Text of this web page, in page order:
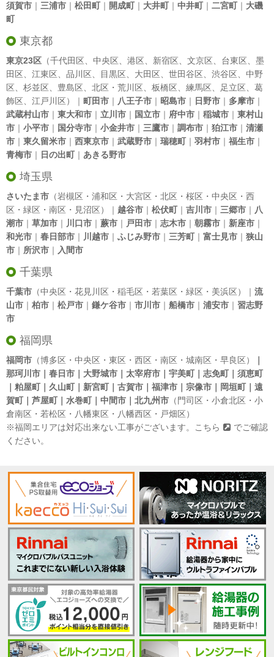
須賀市 ｜ 三浦市 ｜ 松田町｜ 開成町｜ 大井町｜ 中井町｜ 二宮町｜ 大磯
町
東京都
東京23区 （千代田区 中央区 港区 新宿区 文京区 台東区
墨
田区
江東区 品川区 目黒区 大田区 世田谷区 渋谷区
中野
区
杉並区 豊島区 北区 ・ 荒川区 板橋区 練馬区 足立区
葛
飾区
江戸川区）｜ 町田市 ｜ 八王子市 ｜ 昭島市 ｜ 日野市 ｜ 多摩市 ｜
武蔵村山市 ｜ 東大和市 ｜ 立川市 ｜ 国立市 ｜ 府中市 ｜ 稲城市 ｜ 東村山
市 ｜ 小平市 ｜ 国分寺市 ｜ 小金井市 ｜ 三鷹市 ｜ 調布市 ｜ 狛江市 ｜ 清瀬
市 ｜ 東久留米市 ｜ 西東京市 ｜ 武蔵野市 ｜ 瑞穂町｜ 羽村市 ｜ 福生市 ｜
青梅市 ｜ 日の出町｜ あきる野市
埼玉県
さいたま市 （岩槻区・浦和区・大宮区・北区・桜区・中央区・西
区・緑区・南区・見沼区）｜ 越谷市 ｜ 松伏町｜ 吉川市 ｜ 三郷市 ｜ 八
潮市 ｜ 草加市 ｜ 川口市 ｜ 蕨市 ｜ 戸田市 ｜ 志木市 ｜ 朝霧市 ｜ 新座市 ｜
和光市 ｜ 春日部市 ｜ 川越市 ｜ ふじみ野市 ｜ 三芳町｜ 富士見市 ｜ 狭山
市 ｜ 所沢市 ｜ 入間市
千葉県
千葉市 （中央区・花見川区・稲毛区・若葉区・緑区・美浜区）｜ 流
山市 ｜ 柏市 ｜ 松戸市 ｜ 鎌ケ谷市 ｜ 市川市 ｜ 船橋市 ｜ 浦安市 ｜ 習志野
市
福岡県
福岡市 （博多区・中央区・東区・西区・南区・城南区・早良区）
那珂川市｜春日市｜大野城市｜太宰府市｜宇美町｜志免町｜須恵町
｜粕屋町｜久山町｜新宮町｜古賀市｜福津市｜宗像市｜岡垣町｜遠
賀町｜芦屋町｜水巻町｜中間市｜北九州市 （門司区・小倉北区・小
倉南区・若松区・八幡東区・八幡西区・戸畑区）
※福岡エリアは対応出来ない工事がございます。
こちら
でご確認
ください。